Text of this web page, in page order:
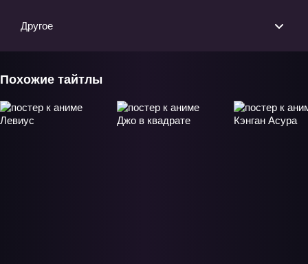
Другое
Похожие тайтлы